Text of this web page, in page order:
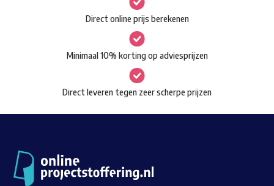
Waar ben je naar op zoek?
gekozen
worden
op
de
productpagina
Direct online prijs berekenen
Minimaal 10% korting op adviesprijzen
Direct leveren tegen zeer scherpe prijzen